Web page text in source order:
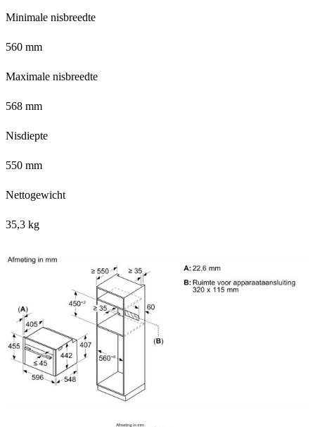
Minimale nisbreedte
560 mm
Maximale nisbreedte
568 mm
Nisdiepte
550 mm
Nettogewicht
35,3 kg